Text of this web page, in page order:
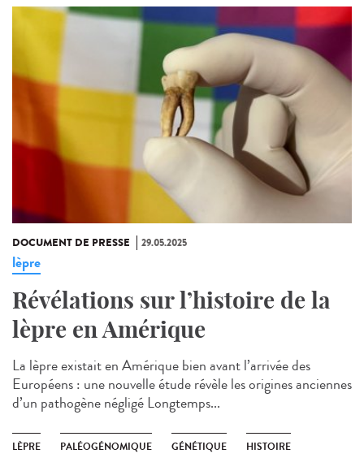
DOCUMENT DE PRESSE 29.05.2025
lèpre
Révélations sur l’histoire de la
lèpre en Amérique
La lèpre existait en Amérique bien avant l’arrivée des
Européens : une nouvelle étude révèle les origines anciennes
d’un pathogène négligé Longtemps...
LÈPRE PALÉOGÉNOMIQUE GÉNÉTIQUE HISTOIRE